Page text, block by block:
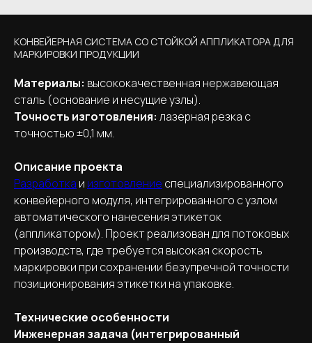
КОНВЕЙЕРНАЯ СИСТЕМА СО СТОЙКОЙ АППЛИКАТОРА ДЛЯ
МАРКИРОВКИ ПРОДУКЦИИ
Материалы: высококачественная нержавеющая
сталь (основание и несущие узлы).
Точность изготовления: лазерная резка с
точностью ±0,1 мм.
Описание проекта
Разработка и изготовление специализированного
конвейерного модуля, интегрированного с узлом
автоматического нанесения этикеток
(аппликатором). Проект реализован для потоковых
производств, где требуется высокая скорость
маркировки при сохранении безупречной точности
позиционирования этикетки на упаковке.
Технические особенности
Инженерная задача (интегрированный